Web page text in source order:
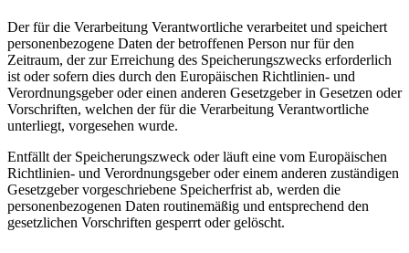
Der für die Verarbeitung Verantwortliche verarbeitet und speichert
personenbezogene Daten der betroffenen Person nur für den
Zeitraum, der zur Erreichung des Speicherungszwecks erforderlich
ist oder sofern dies durch den Europäischen Richtlinien- und
Verordnungsgeber oder einen anderen Gesetzgeber in Gesetzen oder
Vorschriften, welchen der für die Verarbeitung Verantwortliche
unterliegt, vorgesehen wurde.
Entfällt der Speicherungszweck oder läuft eine vom Europäischen
Richtlinien- und Verordnungsgeber oder einem anderen zuständigen
Gesetzgeber vorgeschriebene Speicherfrist ab, werden die
personenbezogenen Daten routinemäßig und entsprechend den
gesetzlichen Vorschriften gesperrt oder gelöscht.